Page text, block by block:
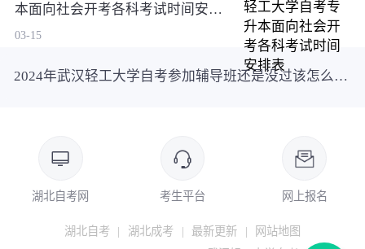
本面向社会开考各科考试时间安排
表
03-15
2024年武汉轻工大学自考参加辅导班还是没过该怎么办？要重新报吗？
湖北自考网 考生平台 网上报名
湖北自考 | 湖北成考 | 最新更新 |
网站地图